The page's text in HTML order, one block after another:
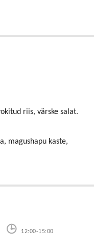
riis, värske salat.
magushapu kaste,
12:00-15:00